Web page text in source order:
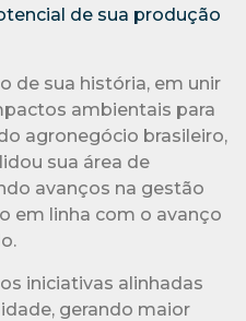
de sua produção
de sua história, em unir
ambientais para
agronegócio brasileiro,
sua área de
avanços na gestão
em linha com o avanço
iniciativas alinhadas
gerando maior